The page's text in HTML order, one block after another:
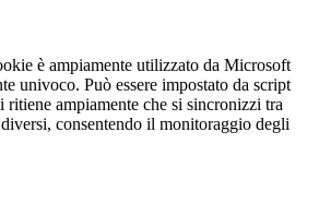
è ampiamente utilizzato da Microsoft
univoco. Può essere impostato da script
ampiamente che si sincronizzi tra
consentendo il monitoraggio degli